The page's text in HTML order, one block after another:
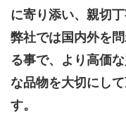
に寄り添い、親切
弊社では国内外を
る事で、より高価
な品物を大切にし
す。